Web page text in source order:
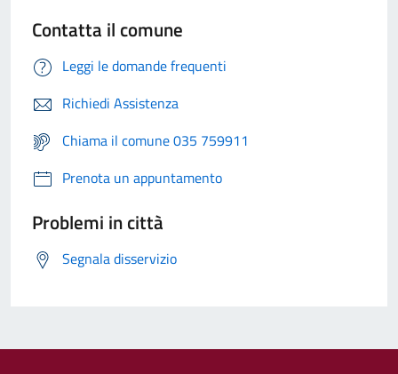
Contatta il comune
Leggi le domande frequenti
Richiedi Assistenza
Chiama il comune 035 759911
Prenota un appuntamento
Problemi in città
Segnala disservizio